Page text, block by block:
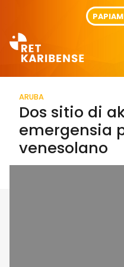
ARUBA
Dos sitio di
emergensia
venesolano